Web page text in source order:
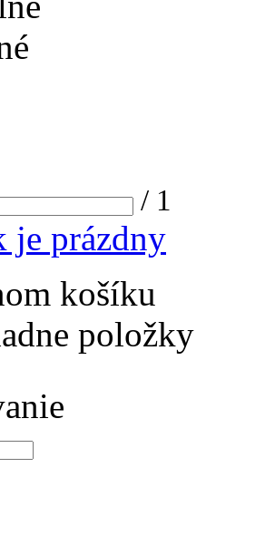
/ 1
je prázdny
košíku
položky